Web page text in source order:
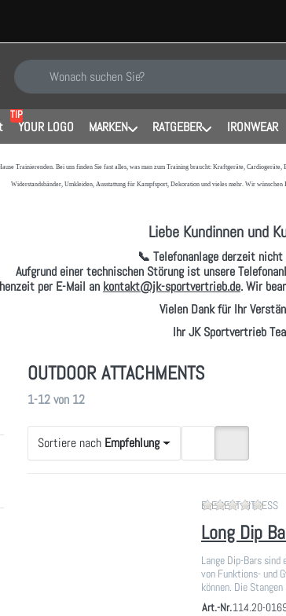
Geben Sie einen Suchbegriff ein. Während Sie tippen,
YOUR LOGO
TIP
MARKEN RATGEBER IRONWEAR
Trainierenden. Bei uns finden Sie fast alles, was man zum Training braucht: Kraftgeräte,
Widerstandsbänder, Umkleiden, Ausstattung für Kampfsport, Dekoration und vieles mehr. Wir wünschen
Liebe Kundinnen und
📞 Telefonanlage derzeit nicht
Aufgrund einer technischen Störung ist unsere
per E-Mail an kontakt@jk-sportvertrieb.de. Wir
Vielen Dank für Ihr
Ihr JK Sportvertrieb
OUTDOOR ATTACHMENTS
Suchergebnisse:
1-12von 12
Sortiere nach Empfehlung
ELEMENT FITNESS
Zu
Long Dip
Lange Dip-Bars
von Funktions- und
können. Die
Art.-Nr.114.20-